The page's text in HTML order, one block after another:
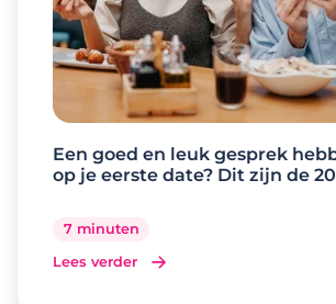
Een goed en leuk gesprek
op je eerste date? Dit zijn de 20
7 minuten
Lees verder